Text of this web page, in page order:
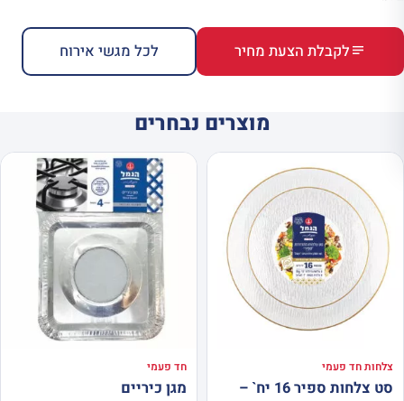
לקבלת הצעת מחיר לכל מגשי אירוח
מוצרים נבחרים
צלחות חד פעמי
סט צלחות ספיר 16 יח` –
חד פעמי
מגן כיריים